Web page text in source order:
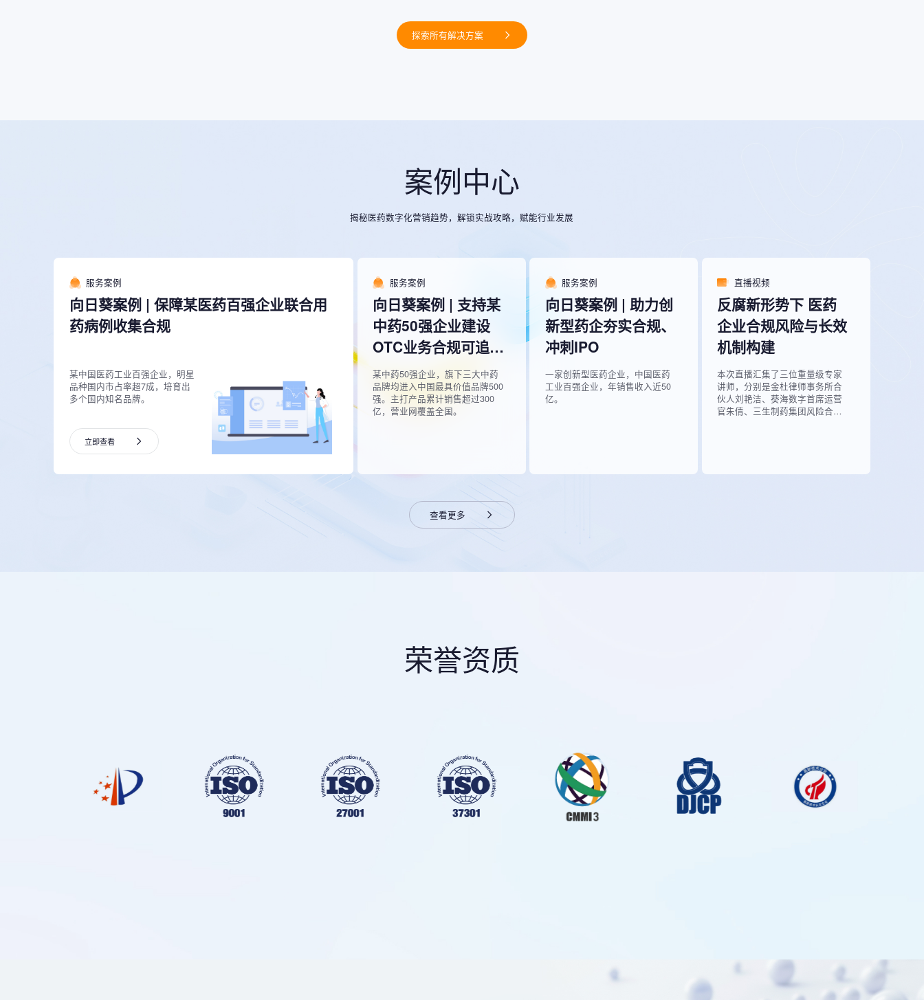
探索所有解决方案
案例中心
揭秘医药数字化营销趋势，解锁实战攻略，赋能行业发展
服务案例
向日葵案例 | 保障某医药百强企业联合用
药病例收集合规
某中国医药工业百强企业，明星
品种国内市占率超7成，培育出
多个国内知名品牌。
立即查看
服务案例
向日葵案例 | 支持某
中药50强企业建设
OTC业务合规可追溯
体系
某中药50强企业，旗下三大中药
品牌均进入中国最具价值品牌500
强。主打产品累计销售超过300
亿，营业网覆盖全国。
服务案例
向日葵案例 | 助力创
新型药企夯实合规、
冲刺IPO
一家创新型医药企业，中国医药
工业百强企业，年销售收入近50
亿。
直播视频
反腐新形势下 医药
企业合规风险与长效
机制构建
本次直播汇集了三位重量级专家
讲师，分别是金杜律师事务所合
伙人刘艳洁、葵海数字首席运营
官朱倩、三生制药集团风险合规
查看更多
荣誉资质